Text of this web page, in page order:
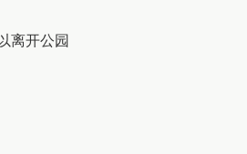
离开公园